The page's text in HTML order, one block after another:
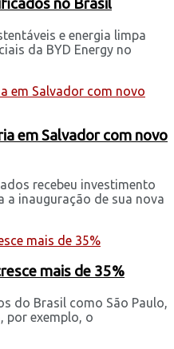
no Brasil
e energia limpa
da BYD Energy no
em Salvador com novo
recebeu investimento
a inauguração de sua nova
mais de 35%
do Brasil como São Paulo,
por exemplo, o